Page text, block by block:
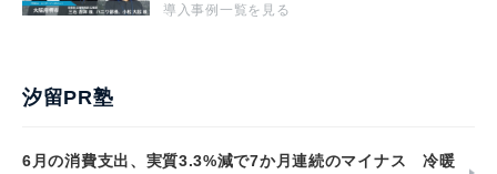
導入事例一覧を見る
汐留PR塾
6月の消費支出、実質3.3%減で7か月連続のマイナス 冷暖